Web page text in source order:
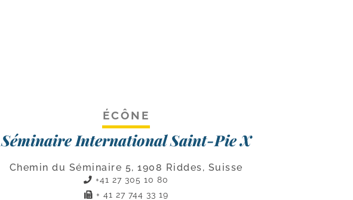
ÉCÔNE
Séminaire International Saint-Pie X
Chemin du Séminaire 5, 1908 Riddes, Suisse
+41 27 305 10 80
+ 41 27 744 33 19